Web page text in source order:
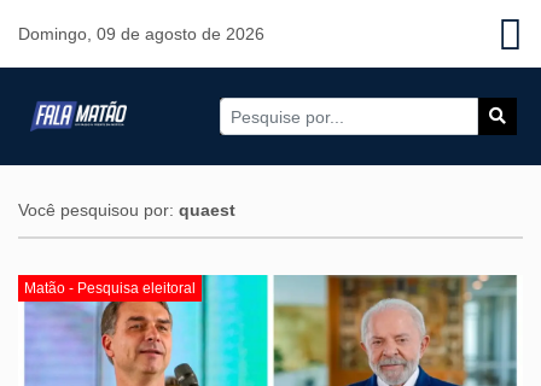
Domingo, 09 de agosto de 2026
Você pesquisou por: quaest
Matão - Pesquisa eleitoral